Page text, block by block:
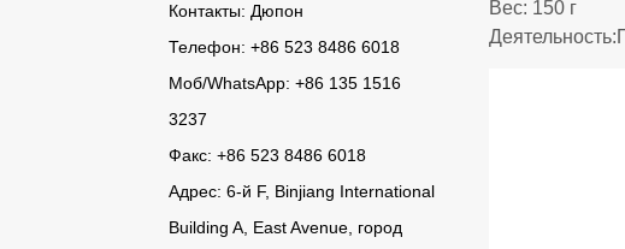
Контакты: Дюпон
Телефон: +86 523 8486 6018
Моб/WhatsApp: +86 135 1516
3237
Факс: +86 523 8486 6018
Адрес: 6-й F, Binjiang International
Building A, East Avenue, город